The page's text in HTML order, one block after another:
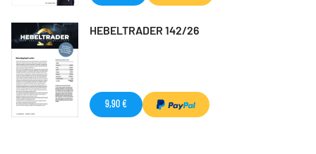
HEBELTRADER 142/26
9,90 €